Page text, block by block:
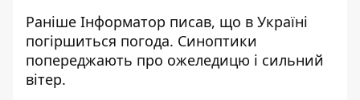
Раніше Інформатор писав, що в Україні
погіршиться погода. Синоптики
попереджають про ожеледицю і сильний
вітер.